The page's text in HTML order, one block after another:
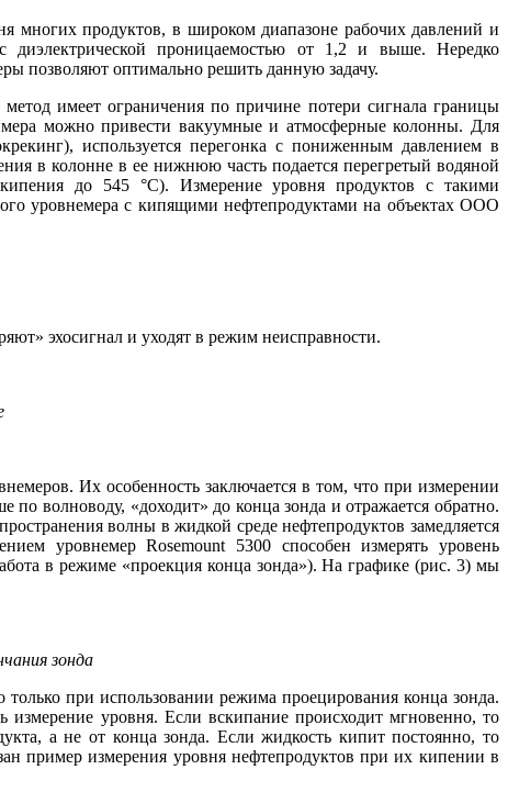
многих продуктов, в широком диапазоне рабочих давлений и
диэлектрической проницаемостью от 1,2 и выше. Нередко
позволяют оптимально решить данную задачу.
имеет ограничения по причине потери сигнала границы
можно привести вакуумные и атмосферные колонны. Для
используется перегонка с пониженным давлением в
в колонне в ее нижнюю часть подается перегретый водяной
до 545 °С). Измерение уровня продуктов с такими
уровнемера с кипящими нефтепродуктами на объектах ООО
эхосигнал и уходят в режим неисправности.
Их особенность заключается в том, что при измерении
по волноводу, «доходит» до конца зонда и отражается обратно.
волны в жидкой среде нефтепродуктов замедляется
уровнемер Rosemount 5300 способен измерять уровень
в режиме «проекция конца зонда»). На графике (рис. 3) мы
зонда
при использовании режима проецирования конца зонда.
измерение уровня. Если вскипание происходит мгновенно, то
а не от конца зонда. Если жидкость кипит постоянно, то
пример измерения уровня нефтепродуктов при их кипении в